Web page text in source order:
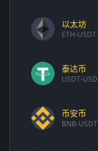
以太坊
ETH-USDT
泰达币
USDT-USD
币安币
BNB-USDT